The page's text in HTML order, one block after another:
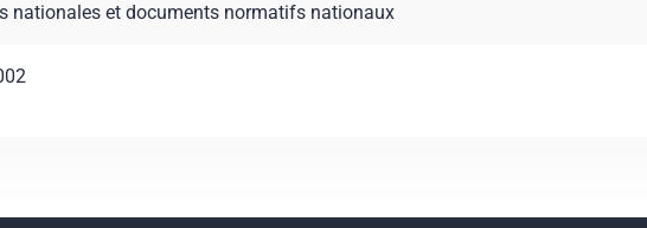
nationales et documents normatifs nationaux